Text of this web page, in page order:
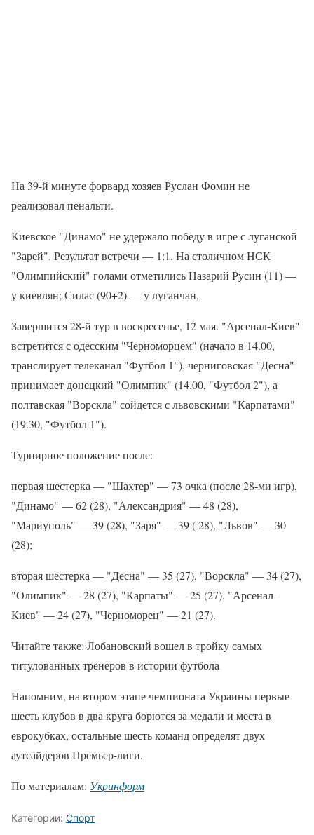
На 39-й минуте форвард хозяев Руслан Фомин не
реализовал пенальти.
Киевское "Динамо" не удержало победу в игре с луганской
"Зарей". Результат встречи — 1:1. На столичном НСК
"Олимпийский" голами отметились Назарий Русин (11) —
у киевлян; Силас (90+2) — у луганчан,
Завершится 28-й тур в воскресенье, 12 мая. "Арсенал-Киев"
встретится с одесским "Черноморцем" (начало в 14.00,
транслирует телеканал "Футбол 1"), черниговская "Десна"
принимает донецкий "Олимпик" (14.00, "Футбол 2"), а
полтавская "Ворскла" сойдется с львовскими "Карпатами"
(19.30, "Футбол 1").
Турнирное положение после:
первая шестерка — "Шахтер" — 73 очка (после 28-ми игр),
"Динамо" — 62 (28), "Александрия" — 48 (28),
"Мариуполь" — 39 (28), "Заря" — 39 ( 28), "Львов" — 30
(28);
вторая шестерка — "Десна" — 35 (27), "Ворскла" — 34 (27),
"Олимпик" — 28 (27), "Карпаты" — 25 (27), "Арсенал-
Киев" — 24 (27), "Черноморец" — 21 (27).
Читайте также: Лобановский вошел в тройку самых
титулованных тренеров в истории футбола
Напомним, на втором этапе чемпионата Украины первые
шесть клубов в два круга борются за медали и места в
еврокубках, остальные шесть команд определят двух
аутсайдеров Премьер-лиги.
По материалам: Укринформ
Категории: Спорт